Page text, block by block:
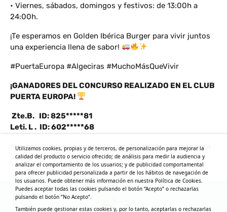
• Viernes, sábados, domingos y festivos: de 13:00h a
24:00h.
¡Te esperamos en Golden Ibérica Burger para vivir juntos
una experiencia llena de sabor!
#PuertaEuropa #Algeciras #MuchoMásQueVivir
¡GANADORES DEL CONCURSO REALIZADO EN EL CLUB
PUERTA EUROPA!
Zte.B. ID: 825*****81
Leti. L . ID: 602*****68
Nos pondremos en contacto con vosotros vía email para
indicaros cómo recoger vuestro premio.
Utilizamos cookies, propias y de terceros, de personalización para mejorar la
calidad del producto o servicio ofrecido; de análisis para medir la audiencia y
analizar el comportamiento de los usuarios; y de publicidad comportamental
para ofrecer publicidad personalizada a partir de los hábitos de navegación de
los usuarios. Puede obtener más información en nuestra Política de Cookies.
Puedes aceptar todas las cookies pulsando el botón “Acepto” o rechazarlas
pulsando el botón “No Acepto”.
También puede gestionar estas cookies y, por lo tanto, aceptarlas o rechazarlas